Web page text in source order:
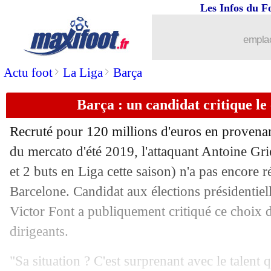
Actu foot> La Liga> Barça
Les Infos du
Barça : un candidat critique
Recruté pour 120 millions d'euros en
du mercato d'été 2019, l'attaquant Antoine
et 2 buts en Liga cette saison) n'a pas encore
Barcelone. Candidat aux élections
Victor Font a publiquement critiqué ce choix
dirigeants.
"Sa situation ? C'est surprenant avec le talent
: blessé, Valbuena ne reviendra
19/11 PSG: Leonardo, Tuchel a apprécié
: Mbappé, Tuchel remercie les
19/11 Belgique: Martinez attend un grand
19/11 Barça: Dembélé, la crainte d'un
19/11 Inter: la belle forme de Lukaku
19/11 Man City: Guardiola a prolongé !
Barça : Font comprend la frustration